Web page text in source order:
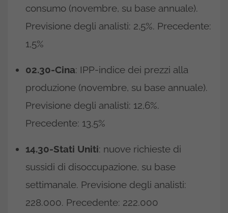
consumo (novembre, su base annuale).
Previsione degli analisti: 2,5%. Precedente:
1,5%
02.30-Cina: IPP-indice dei prezzi alla
produzione (novembre, su base annuale).
Previsione degli analisti: 12,6%.
Precedente: 13,5%
14.30-Stati Uniti: nuove richieste di
sussidi di disoccupazione, su base
settimanale. Previsione degli analisti:
228.000. Precedente: 222.000